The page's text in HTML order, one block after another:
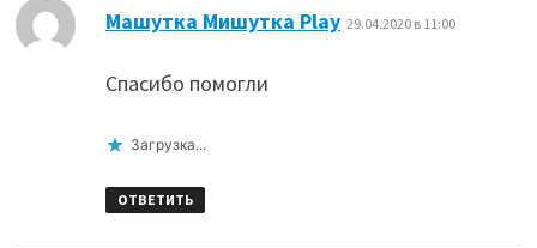
Машутка Мишутка Play: 29.04.2020 в 11:00
Спасибо помогли
Загрузка...
ОТВЕТИТЬ